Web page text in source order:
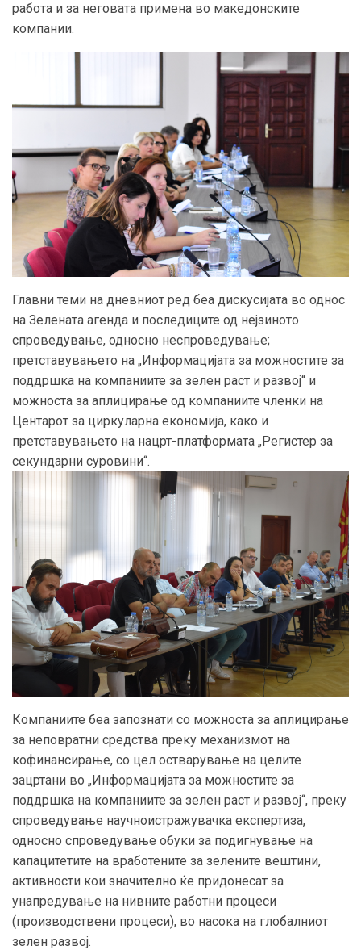
работа и за неговата примена во македонските
компании.
Главни теми на дневниот ред беа дискусијата во однос
на Зелената агенда и последиците од нејзиното
спроведување, односно неспроведување;
претставувањето на „Информацијата за можностите за
поддршка на компаниите за зелен раст и развој“ и
можноста за аплицирање од компаниите членки на
Центарот за циркуларна економија, како и
претставувањето на нацрт-платформата „Регистер за
секундарни суровини“.
Компаниите беа запознати со можноста за аплицирање
за неповратни средства преку механизмот на
кофинансирање, со цел остварување на целите
зацртани во „Информацијата за можностите за
поддршка на компаниите за зелен раст и развој“, преку
спроведување научноистражувачка експертиза,
односно спроведување обуки за подигнување на
капацитетите на вработените за зелените вештини,
активности кои значително ќе придонесат за
унапредување на нивните работни процеси
(производствени процеси), во насока на глобалниот
зелен развој.